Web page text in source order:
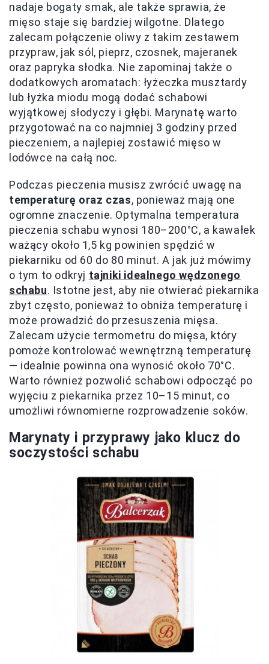
nadaje bogaty smak, ale także sprawia, że
mięso staje się bardziej wilgotne. Dlatego
zalecam połączenie oliwy z takim zestawem
przypraw, jak sól, pieprz, czosnek, majeranek
oraz papryka słodka. Nie zapominaj także o
dodatkowych aromatach: łyżeczka musztardy
lub łyżka miodu mogą dodać schabowi
wyjątkowej słodyczy i głębi. Marynatę warto
przygotować na co najmniej 3 godziny przed
pieczeniem, a najlepiej zostawić mięso w
lodówce na całą noc.
Podczas pieczenia musisz zwrócić uwagę na
temperaturę oraz czas, ponieważ mają one
ogromne znaczenie. Optymalna temperatura
pieczenia schabu wynosi 180–200°C, a kawałek
ważący około 1,5 kg powinien spędzić w
piekarniku od 60 do 80 minut. A jak już mówimy
o tym to odkryj tajniki idealnego wędzonego
schabu. Istotne jest, aby nie otwierać piekarnika
zbyt często, ponieważ to obniża temperaturę i
może prowadzić do przesuszenia mięsa.
Zalecam użycie termometru do mięsa, który
pomoże kontrolować wewnętrzną temperaturę
— idealnie powinna ona wynosić około 70°C.
Warto również pozwolić schabowi odpocząć po
wyjęciu z piekarnika przez 10–15 minut, co
umożliwi równomierne rozprowadzenie soków.
Marynaty i przyprawy jako klucz do
soczystości schabu